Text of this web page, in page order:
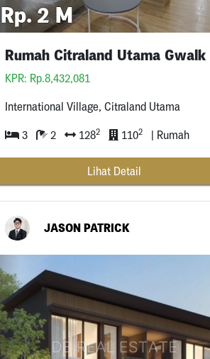
Rp. 2 M
KPR: Rp.8,432,081
International Village, Citraland Utama
3 2 1282 1102 | Rumah
Lihat Detail
JASON PATRICK